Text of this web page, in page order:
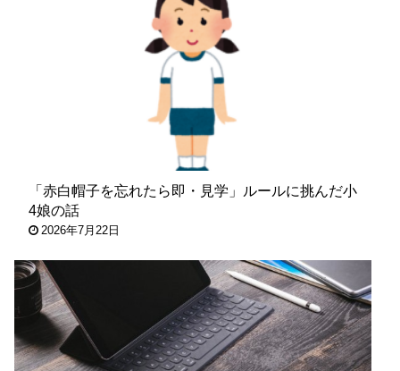
「赤白帽子を忘れたら即・見学」ルールに挑んだ小
4娘の話
2026年7月22日